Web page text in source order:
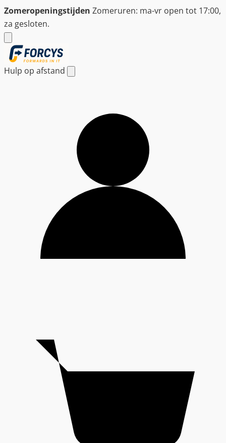
Ga
naar
de
inhoud
Zomeropeningstijden Zomeruren: ma-vr open tot 17:00,
za gesloten.
Hulp op afstand